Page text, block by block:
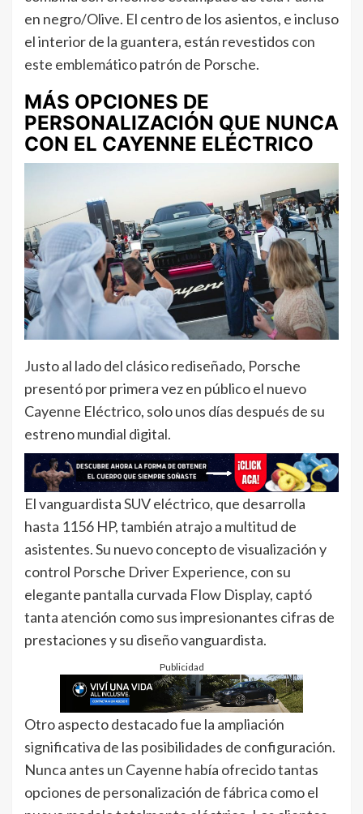
en negro/Olive. El centro de los asientos, e incluso
el interior de la guantera, están revestidos con
este emblemático patrón de Porsche.
MÁS OPCIONES DE
PERSONALIZACIÓN QUE NUNCA
CON EL CAYENNE ELÉCTRICO
Justo al lado del clásico rediseñado, Porsche
presentó por primera vez en público el nuevo
Cayenne Eléctrico, solo unos días después de su
estreno mundial digital.
El vanguardista SUV eléctrico, que desarrolla
hasta 1156 HP, también atrajo a multitud de
asistentes. Su nuevo concepto de visualización y
control Porsche Driver Experience, con su
elegante pantalla curvada Flow Display, captó
tanta atención como sus impresionantes cifras de
prestaciones y su diseño vanguardista.
Publicidad
Otro aspecto destacado fue la ampliación
significativa de las posibilidades de configuración.
Nunca antes un Cayenne había ofrecido tantas
opciones de personalización de fábrica como el